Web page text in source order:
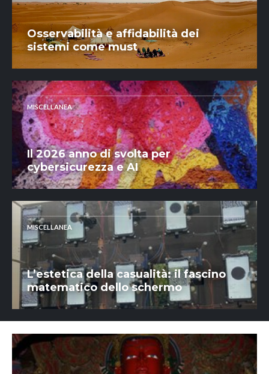
Osservabilità e affidabilità dei
sistemi come must
MISCELLANEA
Il 2026 anno di svolta per
cybersicurezza e AI
MISCELLANEA
L’estetica della casualità: il fascino
matematico dello schermo